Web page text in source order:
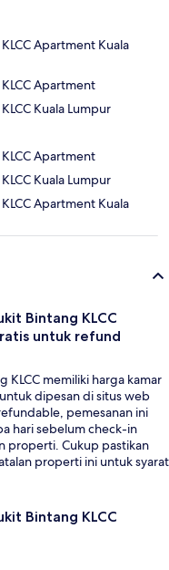
Apartment Kuala
Apartment
Kuala Lumpur
Apartment
Kuala Lumpur
Apartment Kuala
Bintang KLCC
untuk refund
KLCC memiliki harga kamar
dipesan di situs web
pemesanan ini
hari sebelum check-in
properti. Cukup pastikan
properti ini untuk syarat
Bintang KLCC